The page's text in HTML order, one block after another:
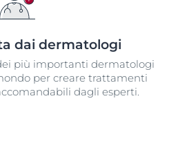
dai dermatologi​
più importanti dermatologi
per creare trattamenti
dagli esperti.